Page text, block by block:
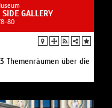
GALLERY
80
Themenräumen über die